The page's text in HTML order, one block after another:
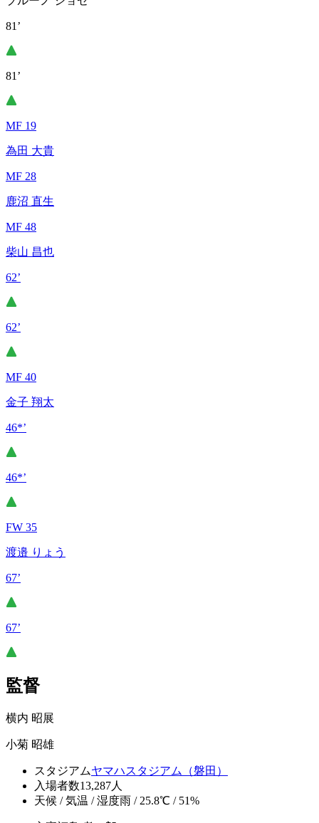
81’
81’
MF 19
為田 大貴
MF 28
鹿沼 直生
MF 48
柴山 昌也
62’
62’
MF 40
金子 翔太
46*’
46*’
FW 35
渡邉 りょう
67’
67’
監督
横内 昭展
小菊 昭雄
スタジアムヤマハスタジアム（磐田）
入場者数13,287人
天候 / 気温 / 湿度雨 / 25.8℃ / 51%